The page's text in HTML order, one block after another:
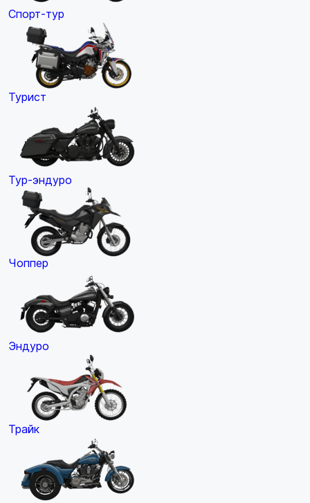
Спорт-тур
Турист
Тур-эндуро
Чоппер
Эндуро
Трайк